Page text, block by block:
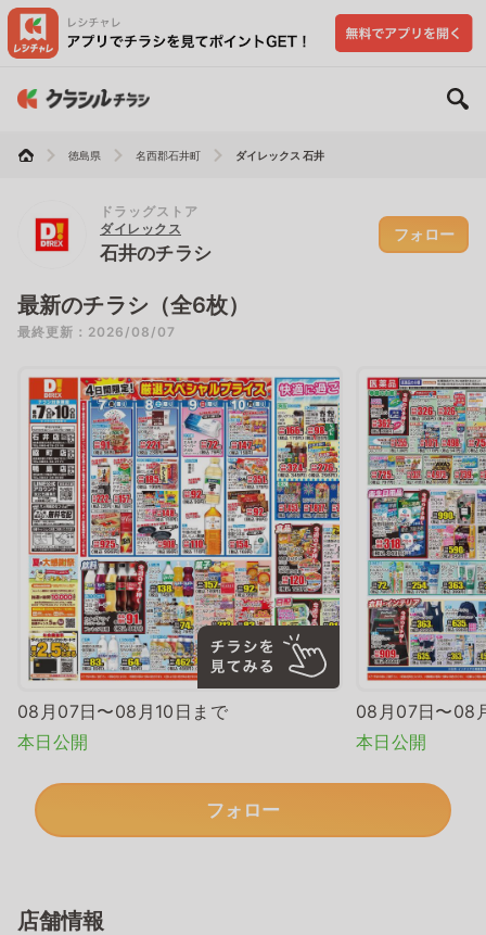
徳島県 名西郡石井町 ダイレックス 石井
ドラッグストア
ダイレックス
石井のチラシ
フォロー
最新のチラシ（全6枚）
最終更新：2026/08/07
08月07日〜08月10日まで
本日公開
08月07日〜08
本日公開
フォロー
店舗情報